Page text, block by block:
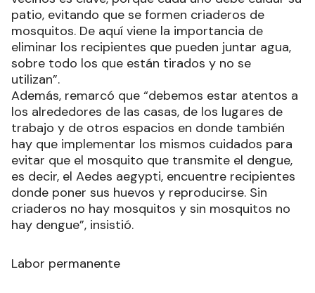
patio, evitando que se formen criaderos de
mosquitos. De aquí viene la importancia de
eliminar los recipientes que pueden juntar agua,
sobre todo los que están tirados y no se
utilizan”.
Además, remarcó que “debemos estar atentos a
los alrededores de las casas, de los lugares de
trabajo y de otros espacios en donde también
hay que implementar los mismos cuidados para
evitar que el mosquito que transmite el dengue,
es decir, el Aedes aegypti, encuentre recipientes
donde poner sus huevos y reproducirse. Sin
criaderos no hay mosquitos y sin mosquitos no
hay dengue”, insistió.
Labor permanente